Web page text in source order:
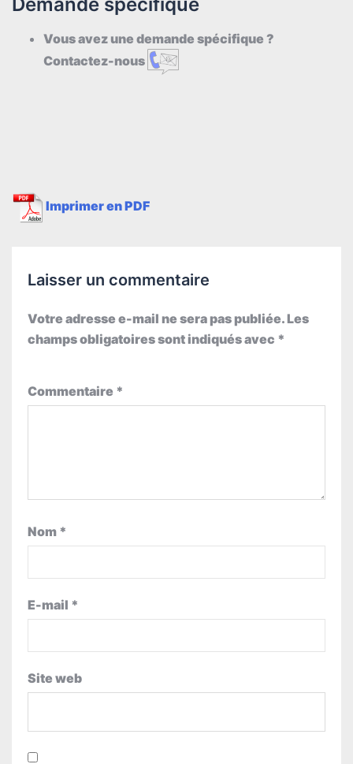
Vous avez une demande spécifique ?
Contactez-nous
Imprimer en PDF
Laisser un commentaire
Votre adresse e-mail ne sera pas publiée.Les
champs obligatoires sont indiqués avec *
Commentaire *
Nom *
E-mail *
Site web